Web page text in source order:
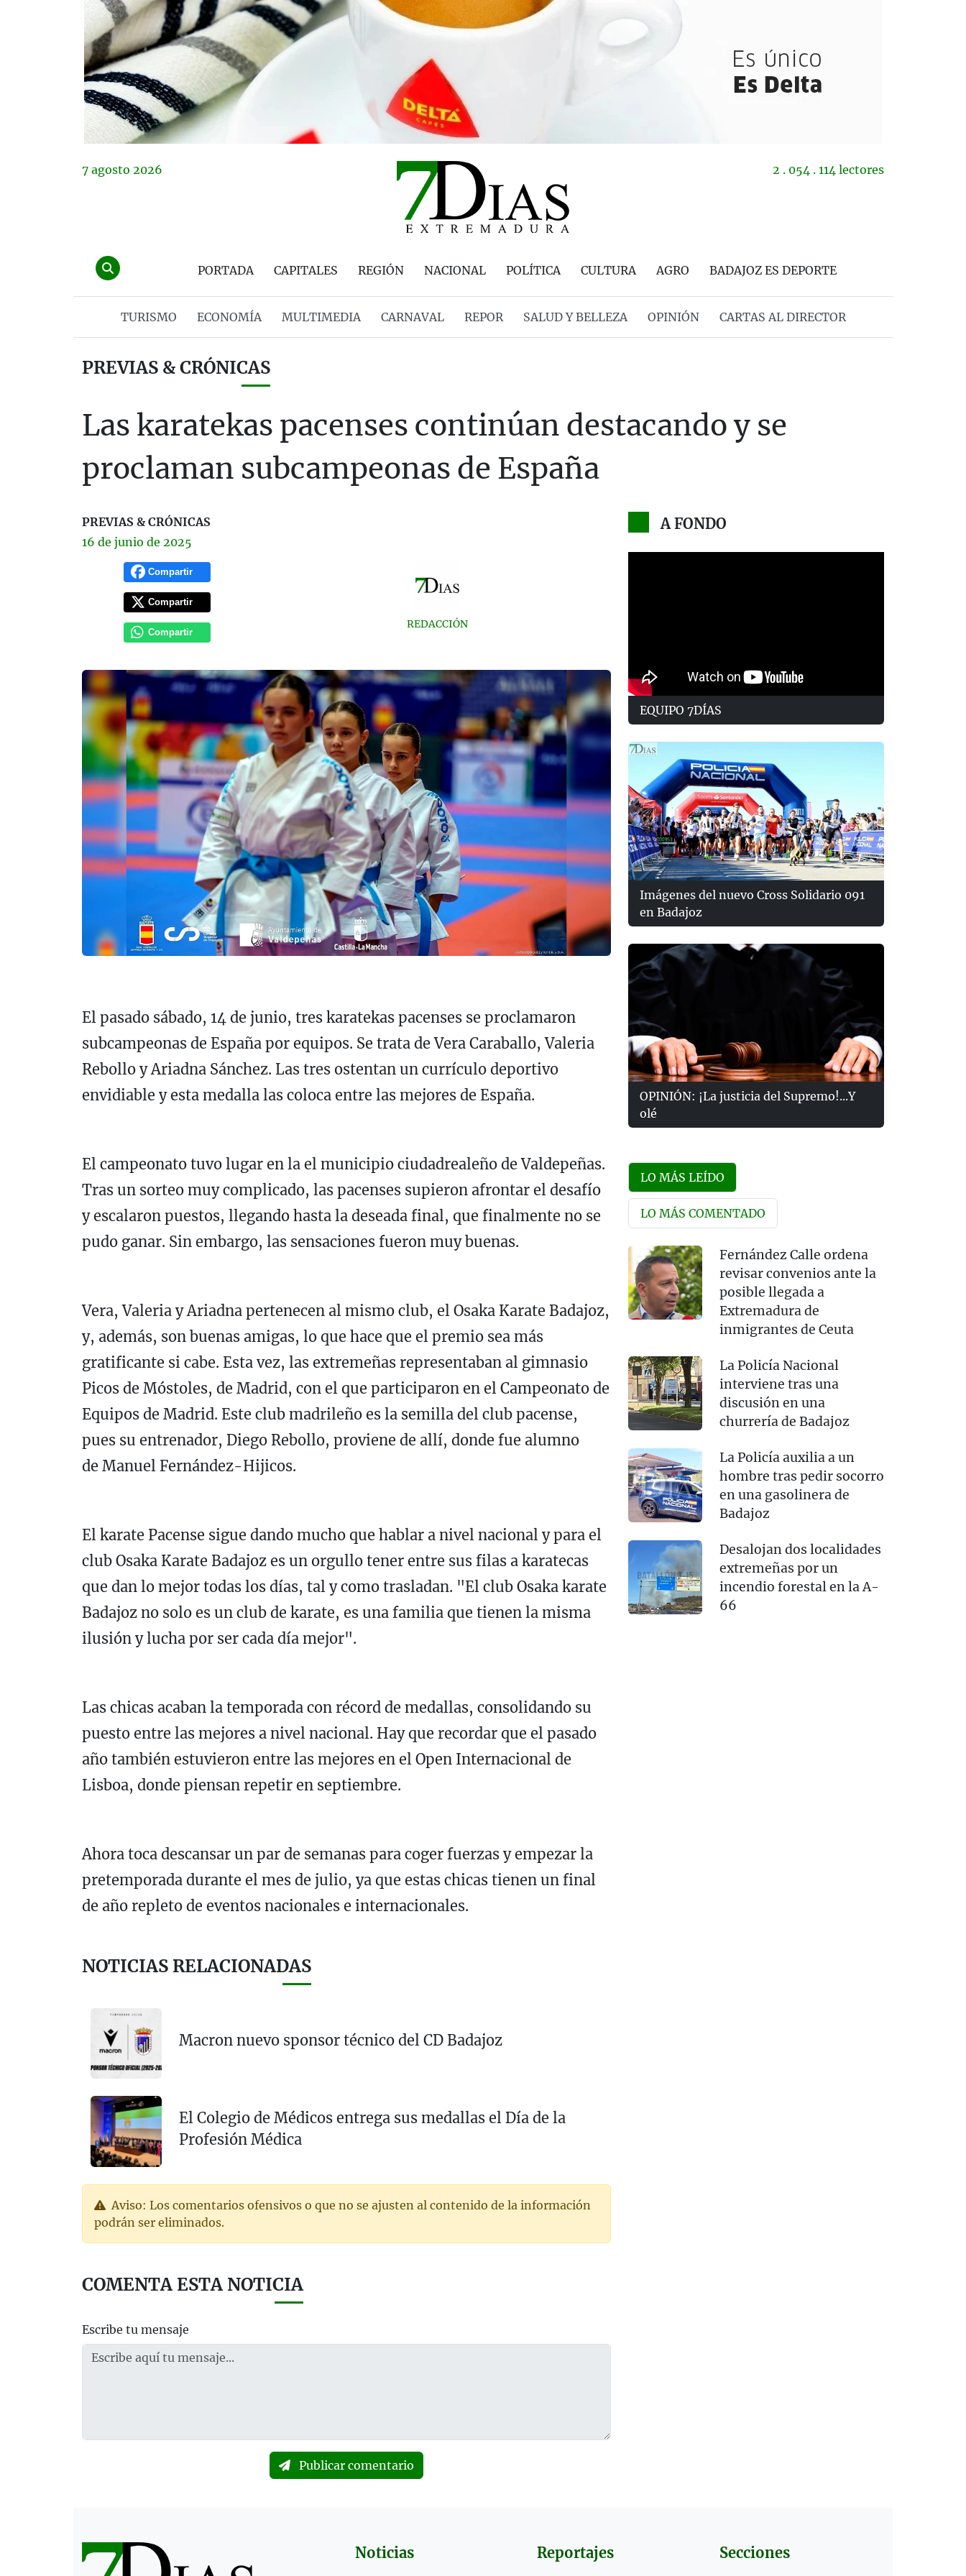
7 agosto 2026 2 . 054 . 114 lectores
PORTADA CAPITALES REGIÓN NACIONAL POLÍTICA CULTURA AGRO BADAJOZ ES DEPORTE
TURISMO ECONOMÍA MULTIMEDIA CARNAVAL REPOR SALUD Y BELLEZA OPINIÓN CARTAS AL DIRECTOR
PREVIAS & CRÓNICAS
Las karatekas pacenses continúan destacando y se
proclaman subcampeonas de España
PREVIAS & CRÓNICAS
16 de junio de 2025
Compartir
Compartir
Compartir
REDACCIÓN
El pasado sábado, 14 de junio, tres karatekas pacenses se proclamaron
subcampeonas de España por equipos. Se trata de Vera Caraballo, Valeria
Rebollo y Ariadna Sánchez. Las tres ostentan un currículo deportivo
envidiable y esta medalla las coloca entre las mejores de España.
El campeonato tuvo lugar en la el municipio ciudadrealeño de Valdepeñas.
Tras un sorteo muy complicado, las pacenses supieron afrontar el desafío
y escalaron puestos, llegando hasta la deseada final, que finalmente no se
pudo ganar. Sin embargo, las sensaciones fueron muy buenas.
Vera, Valeria y Ariadna pertenecen al mismo club, el Osaka Karate Badajoz,
y, además, son buenas amigas, lo que hace que el premio sea más
gratificante si cabe. Esta vez, las extremeñas representaban al gimnasio
Picos de Móstoles, de Madrid, con el que participaron en el Campeonato de
Equipos de Madrid. Este club madrileño es la semilla del club pacense,
pues su entrenador, Diego Rebollo, proviene de allí, donde fue alumno
de Manuel Fernández-Hijicos.
El karate Pacense sigue dando mucho que hablar a nivel nacional y para el
club Osaka Karate Badajoz es un orgullo tener entre sus filas a karatecas
que dan lo mejor todas los días, tal y como trasladan. "El club Osaka karate
Badajoz no solo es un club de karate, es una familia que tienen la misma
ilusión y lucha por ser cada día mejor".
Las chicas acaban la temporada con récord de medallas, consolidando su
puesto entre las mejores a nivel nacional. Hay que recordar que el pasado
año también estuvieron entre las mejores en el Open Internacional de
Lisboa, donde piensan repetir en septiembre.
Ahora toca descansar un par de semanas para coger fuerzas y empezar la
pretemporada durante el mes de julio, ya que estas chicas tienen un final
de año repleto de eventos nacionales e internacionales.
NOTICIAS RELACIONADAS
Macron nuevo sponsor técnico del CD Badajoz
El Colegio de Médicos entrega sus medallas el Día de la
Profesión Médica
Aviso: Los comentarios ofensivos o que no se ajusten al contenido de la información
podrán ser eliminados.
COMENTA ESTA NOTICIA
Escribe tu mensaje
Publicar comentario
A FONDO
EQUIPO 7DÍAS
Imágenes del nuevo Cross Solidario 091
en Badajoz
OPINIÓN: ¡La justicia del Supremo!...Y
olé
LO MÁS LEÍDO
LO MÁS COMENTADO
Fernández Calle ordena
revisar convenios ante la
posible llegada a
Extremadura de
inmigrantes de Ceuta
La Policía Nacional
interviene tras una
discusión en una
churrería de Badajoz
La Policía auxilia a un
hombre tras pedir socorro
en una gasolinera de
Badajoz
Desalojan dos localidades
extremeñas por un
incendio forestal en la A-
66
Noticias Reportajes Secciones